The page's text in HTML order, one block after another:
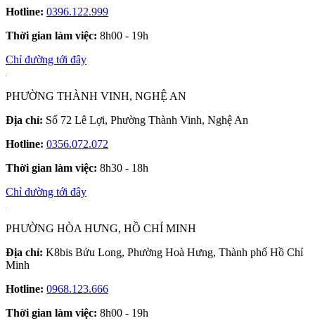
Hotline: 0396.122.999
Thời gian làm việc: 8h00 - 19h
Chỉ đường tới đây
PHƯỜNG THÀNH VINH, NGHỆ AN
Địa chỉ: Số 72 Lê Lợi, Phường Thành Vinh, Nghệ An
Hotline: 0356.072.072
Thời gian làm việc: 8h30 - 18h
Chỉ đường tới đây
PHƯỜNG HÒA HƯNG, HỒ CHÍ MINH
Địa chỉ: K8bis Bửu Long, Phường Hoà Hưng, Thành phố Hồ Chí
Minh
Hotline: 0968.123.666
Thời gian làm việc: 8h00 - 19h